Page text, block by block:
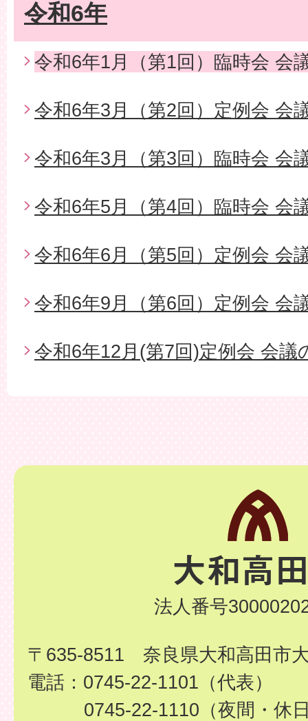
令和6年
令和6年1月（第1回）臨時会 会
令和6年3月（第2回）定例会 会
令和6年3月（第3回）臨時会 会
令和6年5月（第4回）臨時会 会
令和6年6月（第5回）定例会 会
令和6年9月（第6回）定例会 会
令和6年12月(第7回)定例会 会議
法人番号
〒635-8511 奈良県大和高田市
電話：0745-22-1101（代表）
0745-22-1110（夜間・休